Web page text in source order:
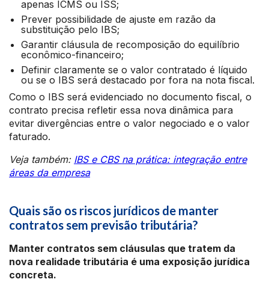
apenas ICMS ou ISS;
Prever possibilidade de ajuste em razão da
substituição pelo IBS;
Garantir cláusula de recomposição do equilíbrio
econômico-financeiro;
Definir claramente se o valor contratado é líquido
ou se o IBS será destacado por fora na nota fiscal.
Como o IBS será evidenciado no documento fiscal, o
contrato precisa refletir essa nova dinâmica para
evitar divergências entre o valor negociado e o valor
faturado.
Veja também: IBS e CBS na prática: integração entre
áreas da empresa
Quais são os riscos jurídicos de manter
contratos sem previsão tributária?
Manter contratos sem cláusulas que tratem da
nova realidade tributária é uma exposição jurídica
concreta.